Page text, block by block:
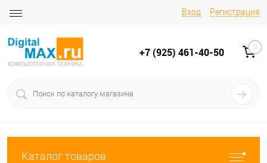
Вход Регистрация
+7 (925) 461-40-50 0
Каталог товаров